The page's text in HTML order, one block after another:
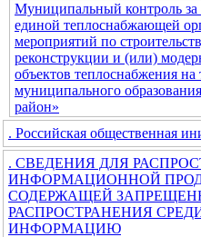
Муниципальный контроль
единой теплоснабжающей
мероприятий по
реконструкции и (или)
объектов теплоснабжения на
муниципального
район»
. Российская общественная
. СВЕДЕНИЯ ДЛЯ
ИНФОРМАЦИОННОЙ
СОДЕРЖАЩЕЙ
РАСПРОСТРАНЕНИЯ
ИНФОРМАЦИЮ